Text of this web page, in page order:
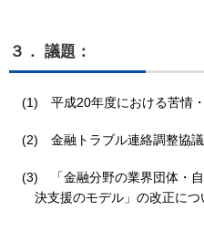
３． 議題：
(1) 平成20年度における苦情
(2) 金融トラブル連絡調整協
(3)
「金融分野の業界団体・
決支援のモデル」の改正につ